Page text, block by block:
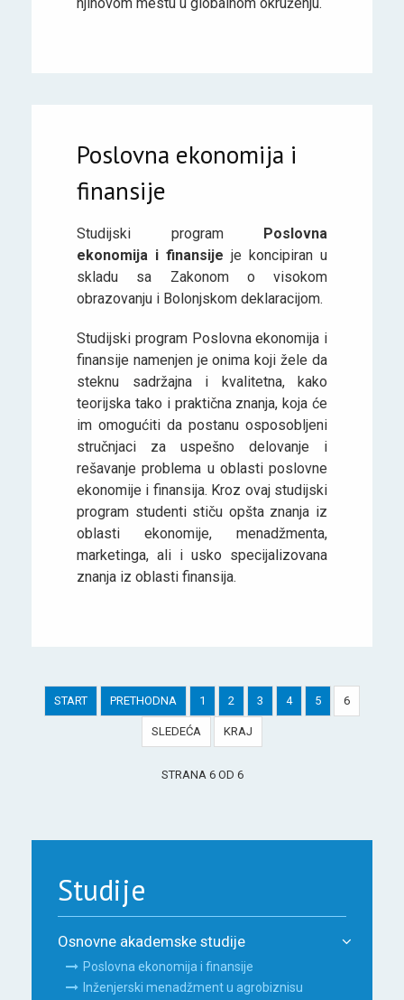
Poslovna ekonomija i
finansije
Studijski program
Poslovna
ekonomija i finansije je koncipiran u
skladu sa Zakonom o visokom
obrazovanju i Bolonjskom deklaracijom.
Studijski program Poslovna ekonomija i
finansije namenjen je onima koji žele da
steknu sadržajna i kvalitetna, kako
teorijska tako i praktična znanja, koja će
im omogućiti da postanu osposobljeni
stručnjaci za uspešno delovanje i
rešavanje problema u oblasti poslovne
ekonomije i finansija. Kroz ovaj studijski
program studenti stiču opšta znanja iz
oblasti ekonomije, menadžmenta,
marketinga, ali i usko specijalizovana
znanja iz oblasti finansija.
START PRETHODNA 1 2 3 4 5 6
SLEDEĆA KRAJ
STRANA 6 OD 6
Studije
Osnovne akademske studije
Poslovna ekonomija i finansije
Inženjerski menadžment u agrobiznisu